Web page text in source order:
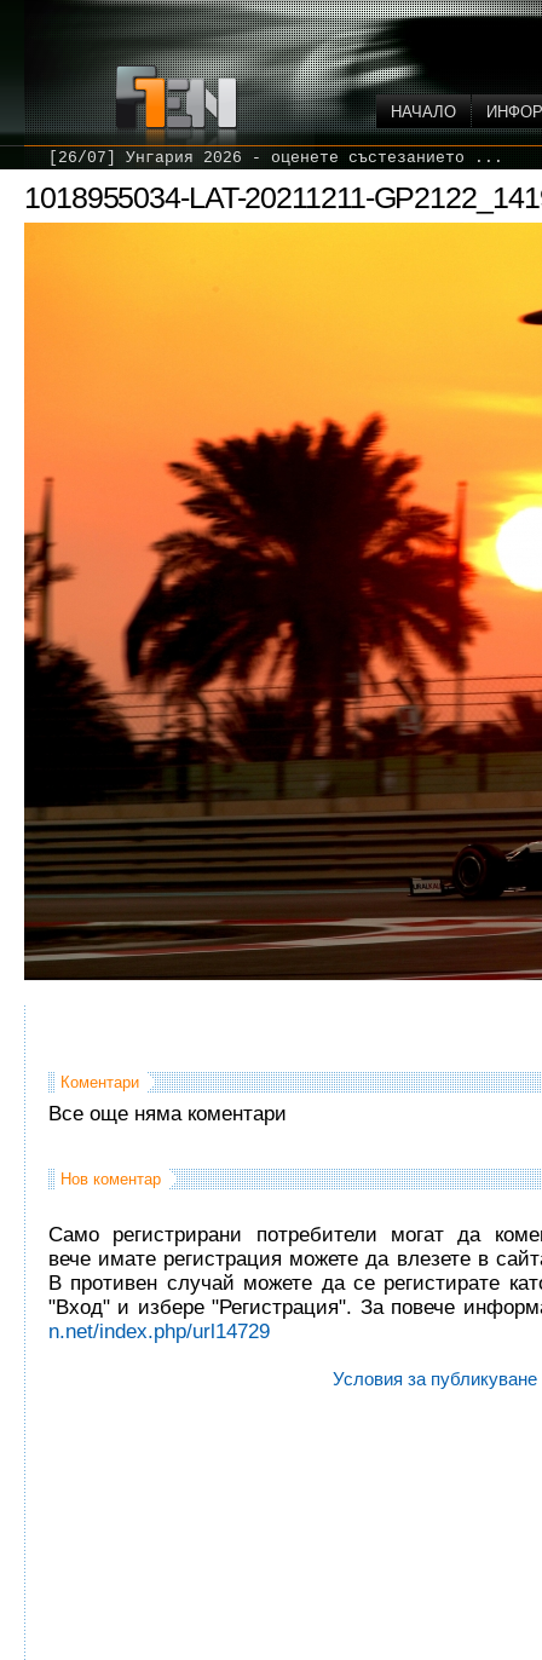
НАЧАЛО
[26/07] Унгария 2026 - оценете състезанието ...
1018955034-LAT-20211211-
Коментари
Все още няма коментари
Нов коментар
Само регистрирани потребители могат да
вече имате регистрация можете да влезете в
В противен случай можете да се регистирате
"Вход" и избере "Регистрация". За повече
n.net/index.php/url14729
Условия за